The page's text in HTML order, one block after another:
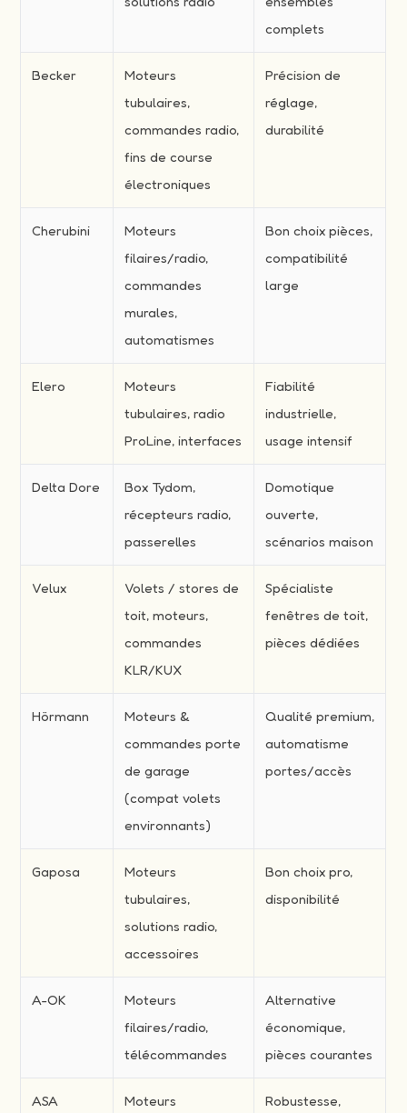
complets
Becker
Moteurs
tubulaires,
commandes radio,
fins de course
électroniques
Précision de
réglage,
durabilité
Cherubini
Moteurs
filaires/radio,
commandes
murales,
automatismes
Bon choix pièces,
compatibilité
large
Elero
Moteurs
tubulaires, radio
ProLine, interfaces
Fiabilité
industrielle,
usage intensif
Delta Dore
Box Tydom,
récepteurs radio,
passerelles
Domotique
ouverte,
scénarios maison
Velux
Volets / stores de
toit, moteurs,
commandes
KLR/KUX
Spécialiste
fenêtres de toit,
pièces dédiées
Hörmann
Moteurs &
commandes porte
de garage
(compat volets
environnants)
Qualité premium,
automatisme
portes/accès
Gaposa
Moteurs
tubulaires,
solutions radio,
accessoires
Bon choix pro,
disponibilité
A-OK
Moteurs
filaires/radio,
télécommandes
Alternative
économique,
pièces courantes
ASA
Moteurs
Robustesse,